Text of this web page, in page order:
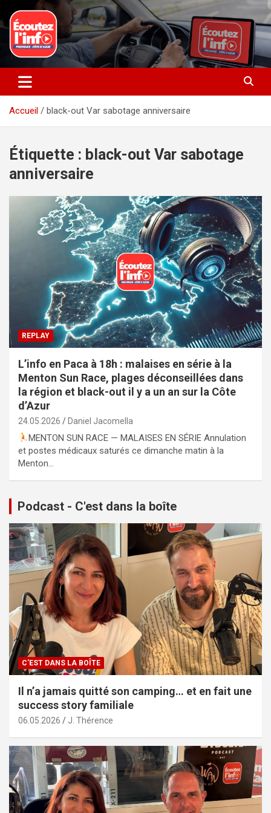
au
contenu
Ecoutez l’info
La radio du quotidien
Accueil black-out Var sabotage anniversaire
Étiquette : black-out Var sabotage
anniversaire
REPLAY
L’info en Paca à 18h : malaises en série à la
Menton Sun Race, plages déconseillées dans
la région et black-out il y a un an sur la Côte
d’Azur
24.05.2026 Daniel Jacomella
MENTON SUN RACE — MALAISES EN SÉRIE Annulation
et postes médicaux saturés ce dimanche matin à la
Menton…
Podcast - C'est dans la boîte
C'EST DANS LA BOÎTE
Il n’a jamais quitté son camping… et en fait une
success story familiale
06.05.2026 J. Thérence